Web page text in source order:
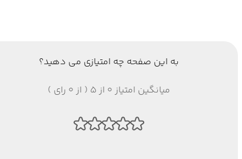
به این صفحه چه امتیازی می دهید؟
میانگین امتیاز 0 از 5 ( از 0 رای )